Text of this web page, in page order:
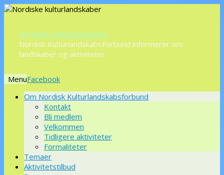
Nordiske kulturlandskaber
Nordisk KulturlandskabsForbund informerer om
landskaber og aktiviteter
Menu
VidereOm Nordisk Kulturlandskabsforbund
Kontakt
Bli medlem
Velkommen
Tidligere aktiviteter
Formaliteter
Temaer
Aktivitetstilbud